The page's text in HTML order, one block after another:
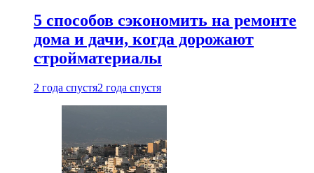
5 способов сэкономить на ремонте
дома и дачи, когда дорожают
стройматериалы
2 года спустя2 года спустя